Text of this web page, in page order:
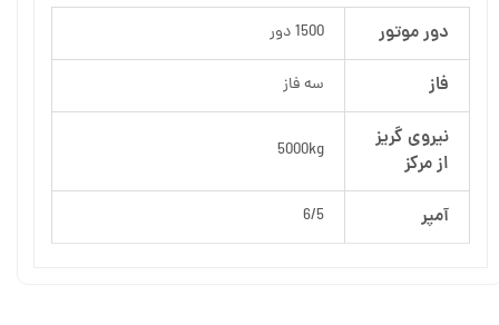
دور موتور 1500 دور
فاز سه فاز
نیروی گریز
از مرکز
5000kg
آمپر 6/5